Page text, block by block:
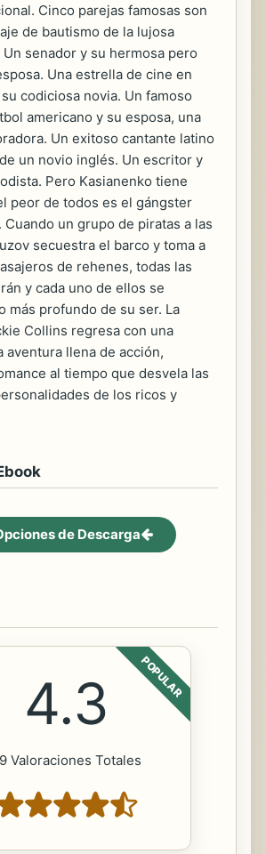
Cinco parejas famosas son
de bautismo de la lujosa
senador y su hermosa pero
Una estrella de cine en
codiciosa novia. Un famoso
americano y su esposa, una
Un exitoso cantante latino
un novio inglés. Un escritor y
Pero Kasianenko tiene
peor de todos es el gángster
Cuando un grupo de piratas a las
secuestra el barco y toma a
de rehenes, todas las
y cada uno de ellos se
más profundo de su ser. La
Collins regresa con una
aventura llena de acción,
al tiempo que desvela las
de los ricos y
de Descarga
POPULAR
4.3
Valoraciones Totales